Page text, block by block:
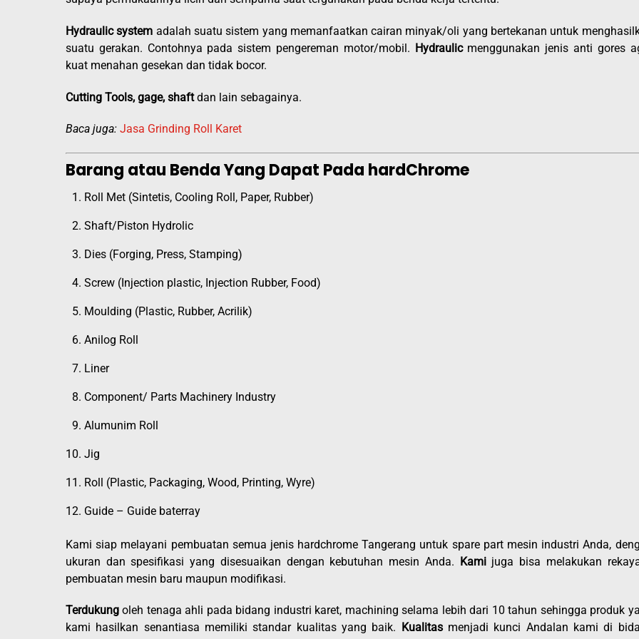
Hydraulic system adalah suatu sistem yang memanfaatkan cairan minyak/oli yang bertekanan untuk
suatu gerakan. Contohnya pada sistem pengereman motor/mobil. Hydraulicmenggunakan jenis anti gores
kuat menahan gesekan dan tidak bocor.
Cutting Tools, gage, shaftdan lain sebagainya.
Baca juga: Jasa Grinding Roll Karet
Barang atau Benda Yang Dapat Pada hardChrome
Roll Met (Sintetis, Cooling Roll, Paper, Rubber)
Shaft/Piston Hydrolic
Dies (Forging, Press, Stamping)
Screw (Injection plastic, Injection Rubber, Food)
Moulding (Plastic, Rubber, Acrilik)
Anilog Roll
Liner
Component/ Parts Machinery Industry
Alumunim Roll
Jig
Roll (Plastic, Packaging, Wood, Printing, Wyre)
Guide – Guide baterray
Kami siap melayani pembuatan semua jenis hardchrome Tangerang untuk spare part mesin industri Anda,
ukuran dan spesifikasi yang disesuaikan dengan kebutuhan mesin Anda. Kamijuga bisa melakukan
pembuatan mesin baru maupun modifikasi.
Terdukung oleh tenaga ahli pada bidang industri karet, machining selama lebih dari 10 tahun sehingga produk
kami hasilkan senantiasa memiliki standar kualitas yang baik.
Kualitasmenjadi kunci Andalan kami di